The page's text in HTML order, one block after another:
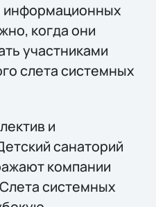
информационных
когда они
участниками
слета системных
и
санаторий
компании
системных